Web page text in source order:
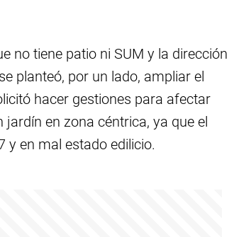
no tiene patio ni SUM y la dirección
planteó, por un lado, ampliar el
hacer gestiones para afectar
en zona céntrica, ya que el
y en mal estado edilicio.